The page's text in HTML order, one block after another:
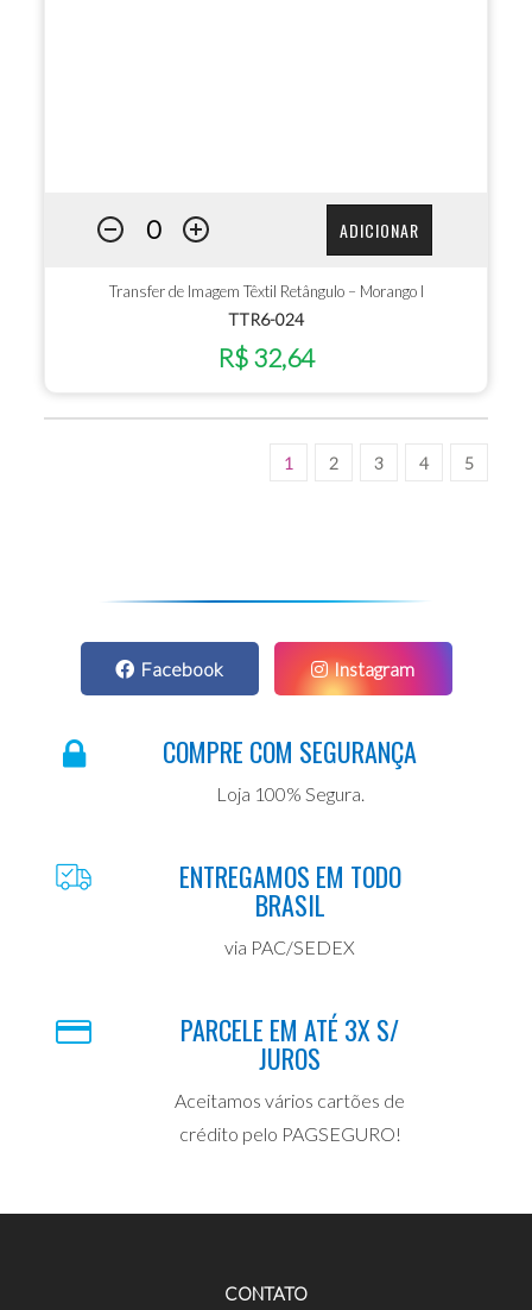
ADICIONAR
Transfer de Imagem Têxtil Retângulo – Morango I
TTR6-024
R$ 32,64
1 2 3 4 5
Facebook Instagram
COMPRE COM SEGURANÇA
Loja 100% Segura.
ENTREGAMOS EM TODO
BRASIL
via PAC/SEDEX
PARCELE EM ATÉ 3X S/
JUROS
Aceitamos vários cartões de
crédito pelo PAGSEGURO!
CONTATO